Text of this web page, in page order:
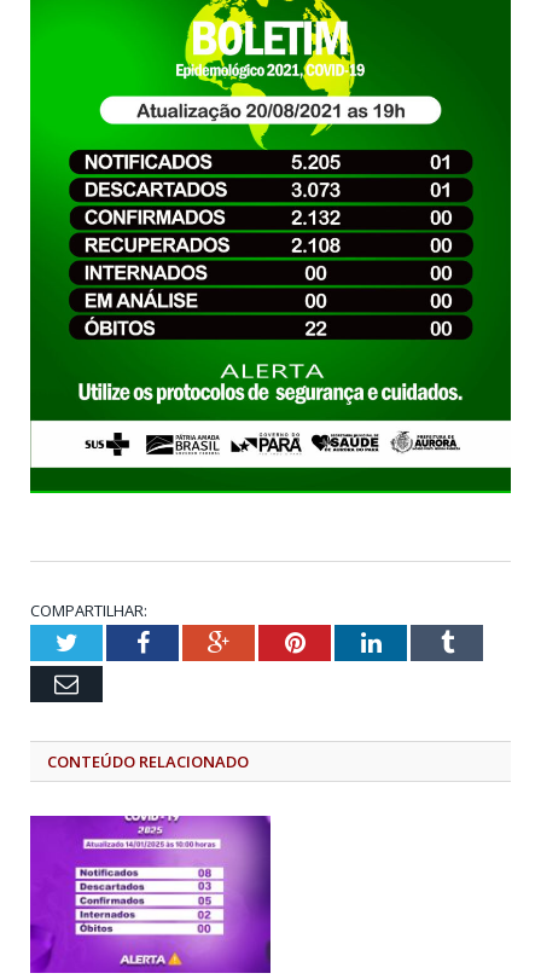
COMPARTILHAR:
TwitterFacebookGoogle+PinterestLinkedInTumblr
Email
CONTEÚDO RELACIONADO